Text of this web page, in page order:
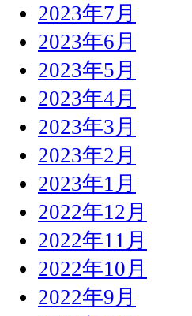
2023年7月
2023年6月
2023年5月
2023年4月
2023年3月
2023年2月
2023年1月
2022年12月
2022年11月
2022年10月
2022年9月